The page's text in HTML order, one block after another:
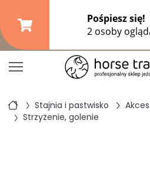
Darmowa dostawa od149,99 zł
299 złpozostałe
Stajnia i pastwisko
Strzyżenie, golenie